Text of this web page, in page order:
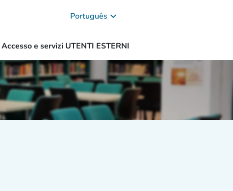
Português keyboard_arrow_down
Accesso e servizi UTENTI ESTERNI